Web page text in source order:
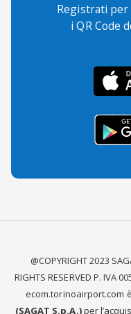
Registrati per
i QR Code
@COPYRIGHT 2023
RIGHTS RESERVED P. IVA
ecom.torinoairport.com
(SAGAT S.p.A.)per